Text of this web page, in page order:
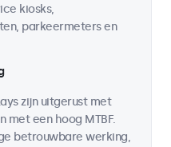
kiosks,
parkeermeters en
zijn uitgerust met
met een hoog MTBF.
betrouwbare werking,